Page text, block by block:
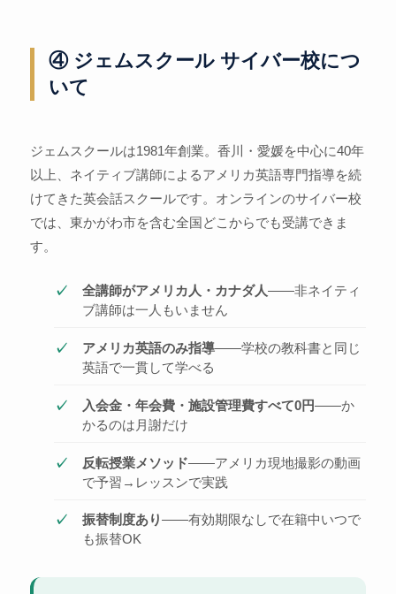
④ ジェムスクール サイバー校につ
いて
ジェムスクールは1981年創業。香川・愛媛を中心に40年
以上、ネイティブ講師によるアメリカ英語専門指導を続
けてきた英会話スクールです。オンラインのサイバー校
では、東かがわ市を含む全国どこからでも受講できま
す。
全講師がアメリカ人・カナダ人——非ネイティ
ブ講師は一人もいません
アメリカ英語のみ指導——学校の教科書と同じ
英語で一貫して学べる
入会金・年会費・施設管理費すべて0円——か
かるのは月謝だけ
反転授業メソッド——アメリカ現地撮影の動画
で予習→レッスンで実践
振替制度あり——有効期限なしで在籍中いつで
も振替OK